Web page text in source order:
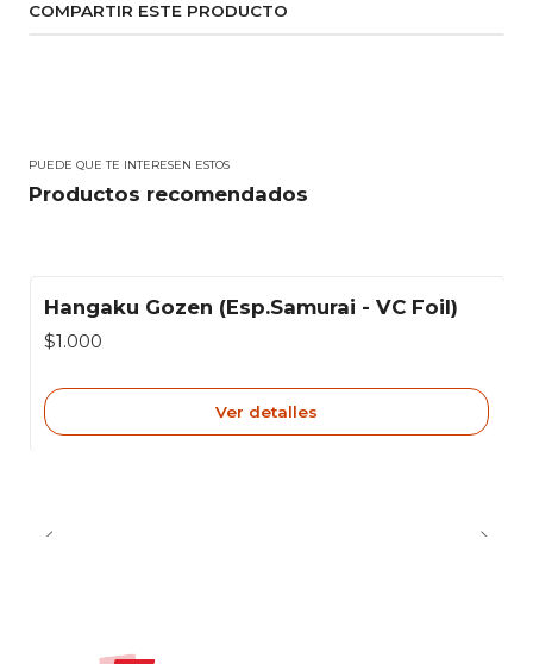
COMPARTIR ESTE PRODUCTO
PUEDE QUE TE INTERESEN ESTOS
Productos recomendados
Agotado
Hangaku Gozen (Esp.Samurai - VC Foil)
$1.000
Ver detalles